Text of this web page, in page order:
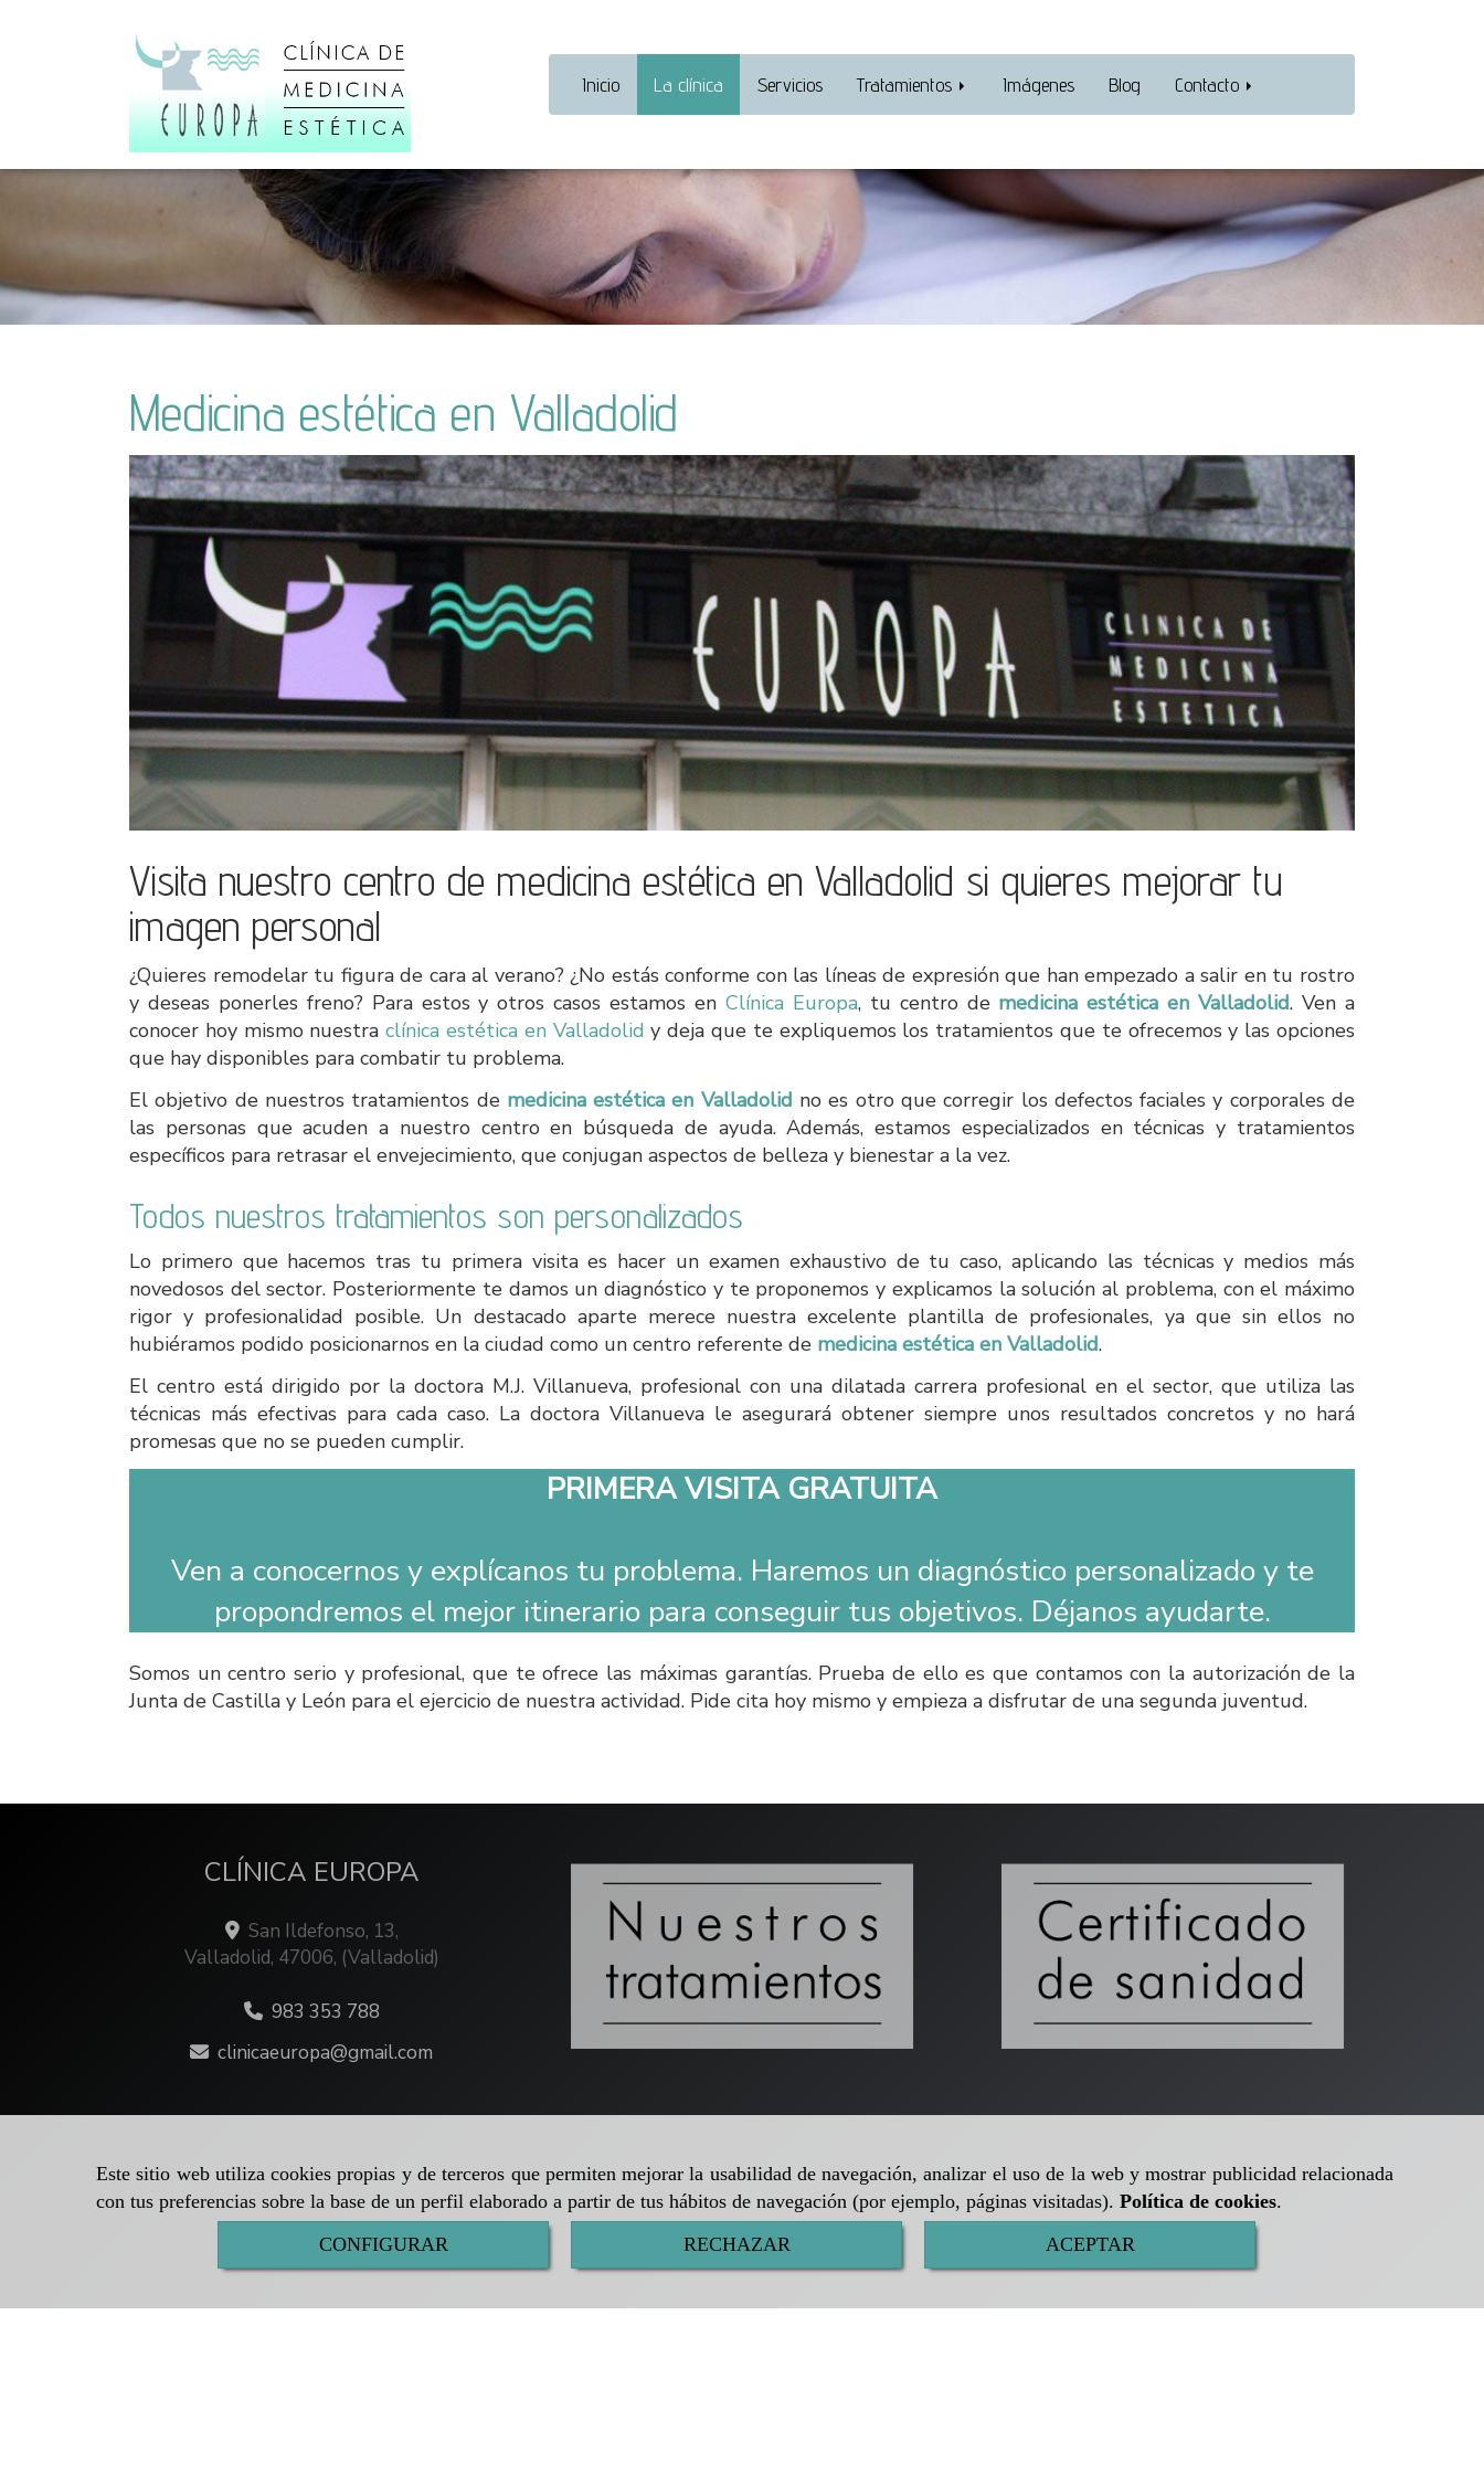
Este sitio web utiliza cookies propias y de terceros que permiten mejorar la usabilidad de navegación, analizar el uso de la web y mostrar publicidad relacionada
con tus preferencias sobre la base de un perfil elaborado a partir de tus hábitos de navegación (por ejemplo, páginas visitadas). Política de cookies.
CONFIGURAR
RECHAZAR ACEPTAR
Inicio La clínica Servicios Tratamientos Imágenes Blog Contacto
Medicina estética en Valladolid
Visita nuestro centro de medicina estética en Valladolid si quieres mejorar tu
imagen personal
¿Quieres remodelar tu figura de cara al verano? ¿No estás conforme con las líneas de expresión que han empezado a salir en tu rostro
y deseas ponerles freno? Para estos y otros casos estamos en Clínica Europa, tu centro de medicina estética en Valladolid. Ven a
conocer hoy mismo nuestraclínica estética en Valladolid y deja que te expliquemos los tratamientos que te ofrecemos y las opciones
que hay disponibles para combatir tu problema.
El objetivo de nuestros tratamientos de medicina estética en Valladolid no es otro que corregir los defectos faciales y corporales de
las personas que acuden a nuestro centro en búsqueda de ayuda. Además, estamos especializados en técnicas y tratamientos
específicos para retrasar el envejecimiento, que conjugan aspectos de belleza y bienestar a la vez.
Todos nuestros tratamientos son personalizados
Lo primero que hacemos tras tu primera visita es hacer un examen exhaustivo de tu caso, aplicando las técnicas y medios más
novedosos del sector. Posteriormente te damos un diagnóstico y te proponemos y explicamos la solución al problema, con el máximo
rigor y profesionalidad posible. Un destacado aparte merece nuestra excelente plantilla de profesionales, ya que sin ellos no
hubiéramos podido posicionarnos en la ciudad como un centro referente de medicina estética en Valladolid.
El centro está dirigido por la doctora M.J. Villanueva, profesional con una dilatada carrera profesional en el sector, que utiliza las
técnicas más efectivas para cada caso. La doctora Villanueva le asegurará obtener siempre unos resultados concretos y no hará
promesas que no se pueden cumplir.
PRIMERA VISITA GRATUITA
Ven a conocernos y explícanos tu problema. Haremos un diagnóstico personalizado y te
propondremos el mejor itinerario para conseguir tus objetivos. Déjanos ayudarte.
Somos un centro serio y profesional, que te ofrece las máximas garantías. Prueba de ello es que contamos con la autorización de la
Junta de Castilla y León para el ejercicio de nuestra actividad. Pide cita hoy mismo y empieza a disfrutar de una segunda juventud.
CLÍNICA EUROPA
San Ildefonso, 13,
Valladolid, 47006, (Valladolid)
983 353 788
clinicaeuropa
gmail.com